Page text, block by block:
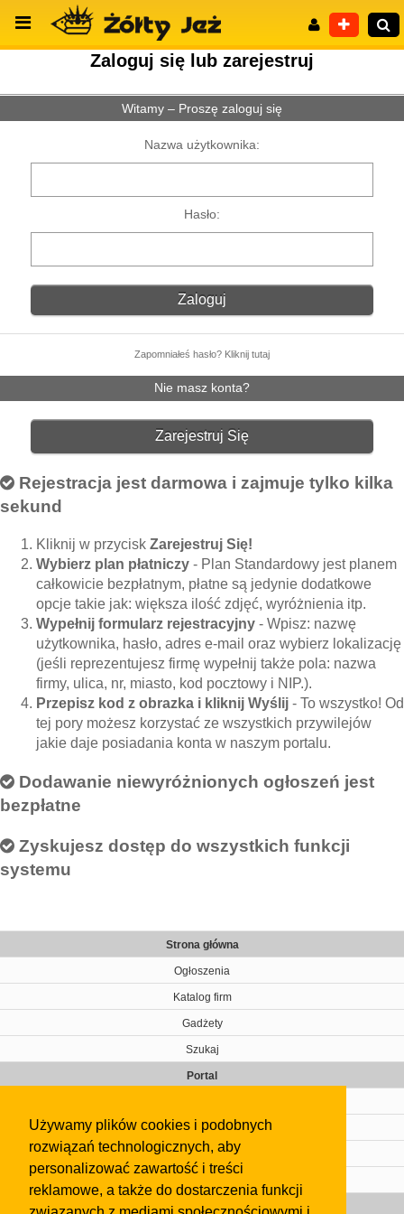
Używamy plików cookies i podobnych
rozwiązań technologicznych, aby
personalizować zawartość i treści
reklamowe, a także do dostarczenia funkcji
Wyszukiwanie zaawansowane
Zaloguj się lub zarejestruj
Witamy – Proszę zaloguj się
Nazwa użytkownika:
Hasło:
Zapomniałeś hasło? Kliknij tutaj
Nie masz konta?
Zarejestruj Się
Rejestracja jest darmowa i zajmuje tylko kilka
sekund
Kliknij w przycisk Zarejestruj Się!
Wybierz plan płatniczy - Plan Standardowy jest planem
całkowicie bezpłatnym, płatne są jedynie dodatkowe
opcje takie jak: większa ilość zdjęć, wyróżnienia itp.
Wypełnij formularz rejestracyjny - Wpisz: nazwę
użytkownika, hasło, adres e-mail oraz wybierz lokalizację
(jeśli reprezentujesz firmę wypełnij także pola: nazwa
firmy, ulica, nr, miasto, kod pocztowy i NIP.).
Przepisz kod z obrazka i kliknij Wyślij - To wszystko! Od
tej pory możesz korzystać ze wszystkich przywilejów
jakie daje posiadania konta w naszym portalu.
Dodawanie niewyróżnionych ogłoszeń jest
bezpłatne
Zyskujesz dostęp do wszystkich funkcji
systemu
Strona główna
Ogłoszenia
Katalog firm
Gadżety
Szukaj
Portal
Kontakt
Regulamin
Gazeta